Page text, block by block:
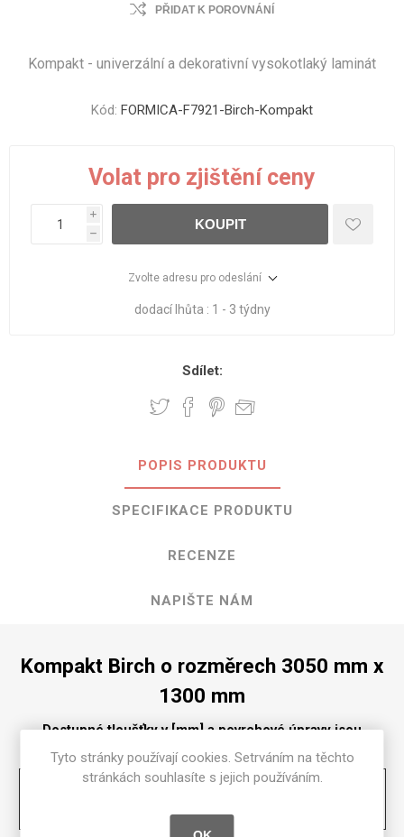
PŘIDAT K POROVNÁNÍ
Kompakt - univerzální a dekorativní vysokotlaký laminát
Kód: FORMICA-F7921-Birch-Kompakt
Volat pro zjištění ceny
i
h
KOUPIT
Zvolte adresu pro odeslání
dodací lhůta : 1 - 3 týdny
Sdílet:
POPIS PRODUKTU
SPECIFIKACE PRODUKTU
RECENZE
NAPIŠTE NÁM
Kompakt Birch o rozměrech 3050 mm x
1300 mm
Dostupné tloušťky v [mm] a povrchové úpravy jsou
uvedeny v tabulce
Tyto stránky používají cookies. Setrváním na těchto
stránkách souhlasíte s jejich používáním.